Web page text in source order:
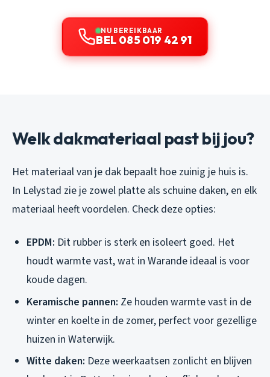
NU BEREIKBAAR
BEL 085 019 42 91
Welk dakmateriaal past bij jou?
Het materiaal van je dak bepaalt hoe zuinig je huis is.
In Lelystad zie je zowel platte als schuine daken, en elk
materiaal heeft voordelen. Check deze opties:
EPDM: Dit rubber is sterk en isoleert goed. Het
houdt warmte vast, wat in Warande ideaal is voor
koude dagen.
Keramische pannen: Ze houden warmte vast in de
winter en koelte in de zomer, perfect voor gezellige
huizen in Waterwijk.
Witte daken: Deze weerkaatsen zonlicht en blijven